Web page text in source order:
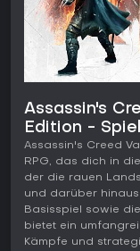
Assassin's
Edition -
Assassin's Creed
RPG, das dich in
der die rauen
und darüber
Basisspiel sowie
bietet ein
Kämpfe und